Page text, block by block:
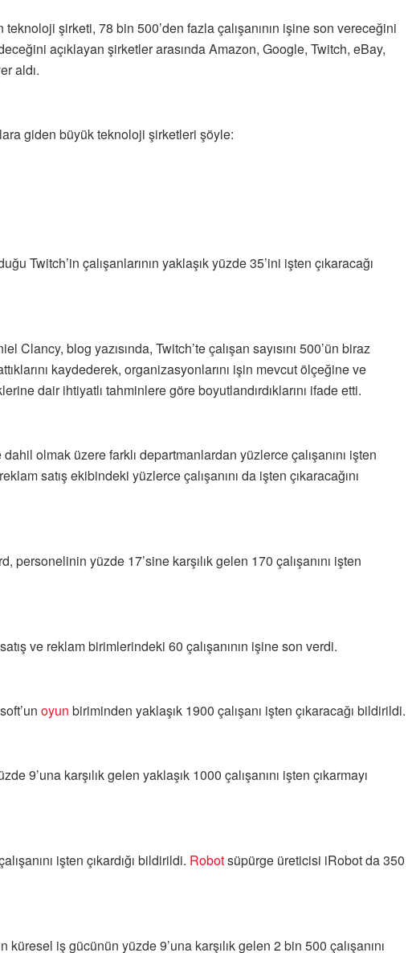
teknoloji şirketi, 78 bin 500’den fazla çalışanının işine son vereceğini
açıklayan şirketler arasında Amazon, Google, Twitch, eBay,
aldı.
giden büyük teknoloji şirketleri şöyle:
Twitch’in çalışanlarının yaklaşık yüzde 35’ini işten çıkaracağı
Clancy, blog yazısında, Twitch’te çalışan sayısını 500’ün biraz
kaydederek, organizasyonlarını işin mevcut ölçeğine ve
dair ihtiyatlı tahminlere göre boyutlandırdıklarını ifade etti.
olmak üzere farklı departmanlardan yüzlerce çalışanını işten
satış ekibindeki yüzlerce çalışanını da işten çıkaracağını
yüzde 17’sine karşılık gelen 170 çalışanını işten
ve reklam birimlerindeki 60 çalışanının işine son verdi.
oyun biriminden yaklaşık 1900 çalışanı işten çıkaracağı bildirildi.
9’una karşılık gelen yaklaşık 1000 çalışanını işten çıkarmayı
işten çıkardığı bildirildi. Robotsüpürge üreticisi iRobot da 350
iş gücünün yüzde 9’una karşılık gelen 2 bin 500 çalışanını